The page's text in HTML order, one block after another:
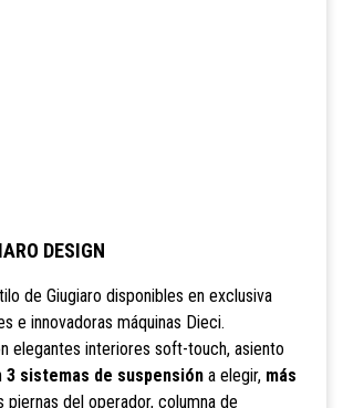
DESIGN
de Giugiaro disponibles en exclusiva
e innovadoras máquinas Dieci.
elegantes interiores soft-touch, asiento
3 sistemas de suspensióna elegir, más
piernas del operador, columna de